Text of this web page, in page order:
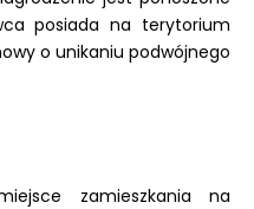
posiada na terytorium
o unikaniu podwójnego
zamieszkania na